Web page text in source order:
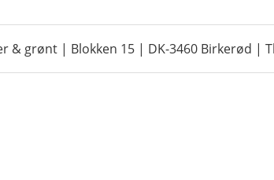
& grønt | Blokken 15 | DK-3460 Birkerød |